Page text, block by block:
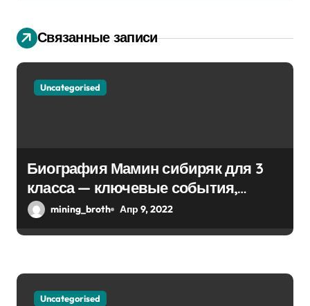
п
о
и
я
Связанные записи
Uncategorised
Биография Мамин сибиряк для 3
класса — ключевые события,
достижения, история жизни
mining_broth Апр 9, 2022
Uncategorised